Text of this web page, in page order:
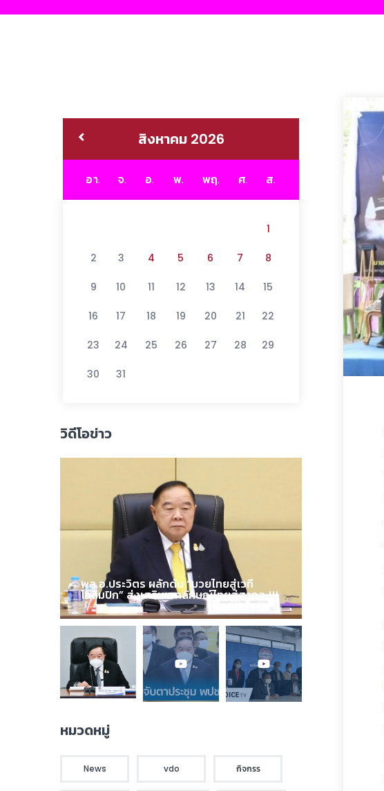
สิงหาคม 2026
อา. จ. อ. พ. พฤ. ศ. ส.
1
2 3 4 5 6 7 8
9 10 11 12 13 14 15
16 17 18 19 20 21 22
23 24 25 26 27 28 29
30 31
วิดีโอข่าว
พล.อ.ประวิตร ผลักดัน “มวยไทยสู่เวที
โอลิมปิก” ส่งเสริมเอกลักษณ์ไทยสู่สากล !!!
หมวดหมู่
News vdo กิจกรร